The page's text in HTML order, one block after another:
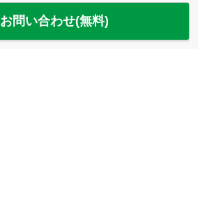
お問い合わせ(無料)